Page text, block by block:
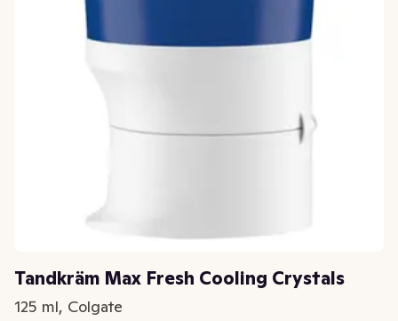
Tandkräm Max Fresh Cooling Crystals
125 ml, Colgate